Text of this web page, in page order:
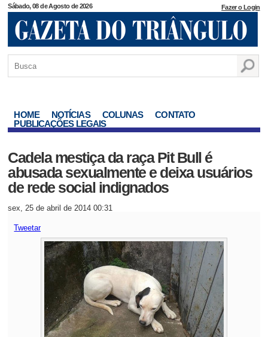
Sábado, 08 de Agosto de 2026 Fazer o Login
HOME NOTÍCIAS COLUNAS
CONTATO
PUBLICAÇÕES LEGAIS
Cadela mestiça da raça Pit Bull é
abusada sexualmente e deixa usuários
de rede social indignados
sex, 25 de abril de 2014 00:31
Tweetar